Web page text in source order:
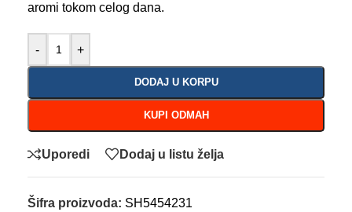
aromi tokom celog dana.
- +
DODAJ U KORPU
KUPI ODMAH
Uporedi Dodaj u listu želja
Šifra proizvoda: SH5454231